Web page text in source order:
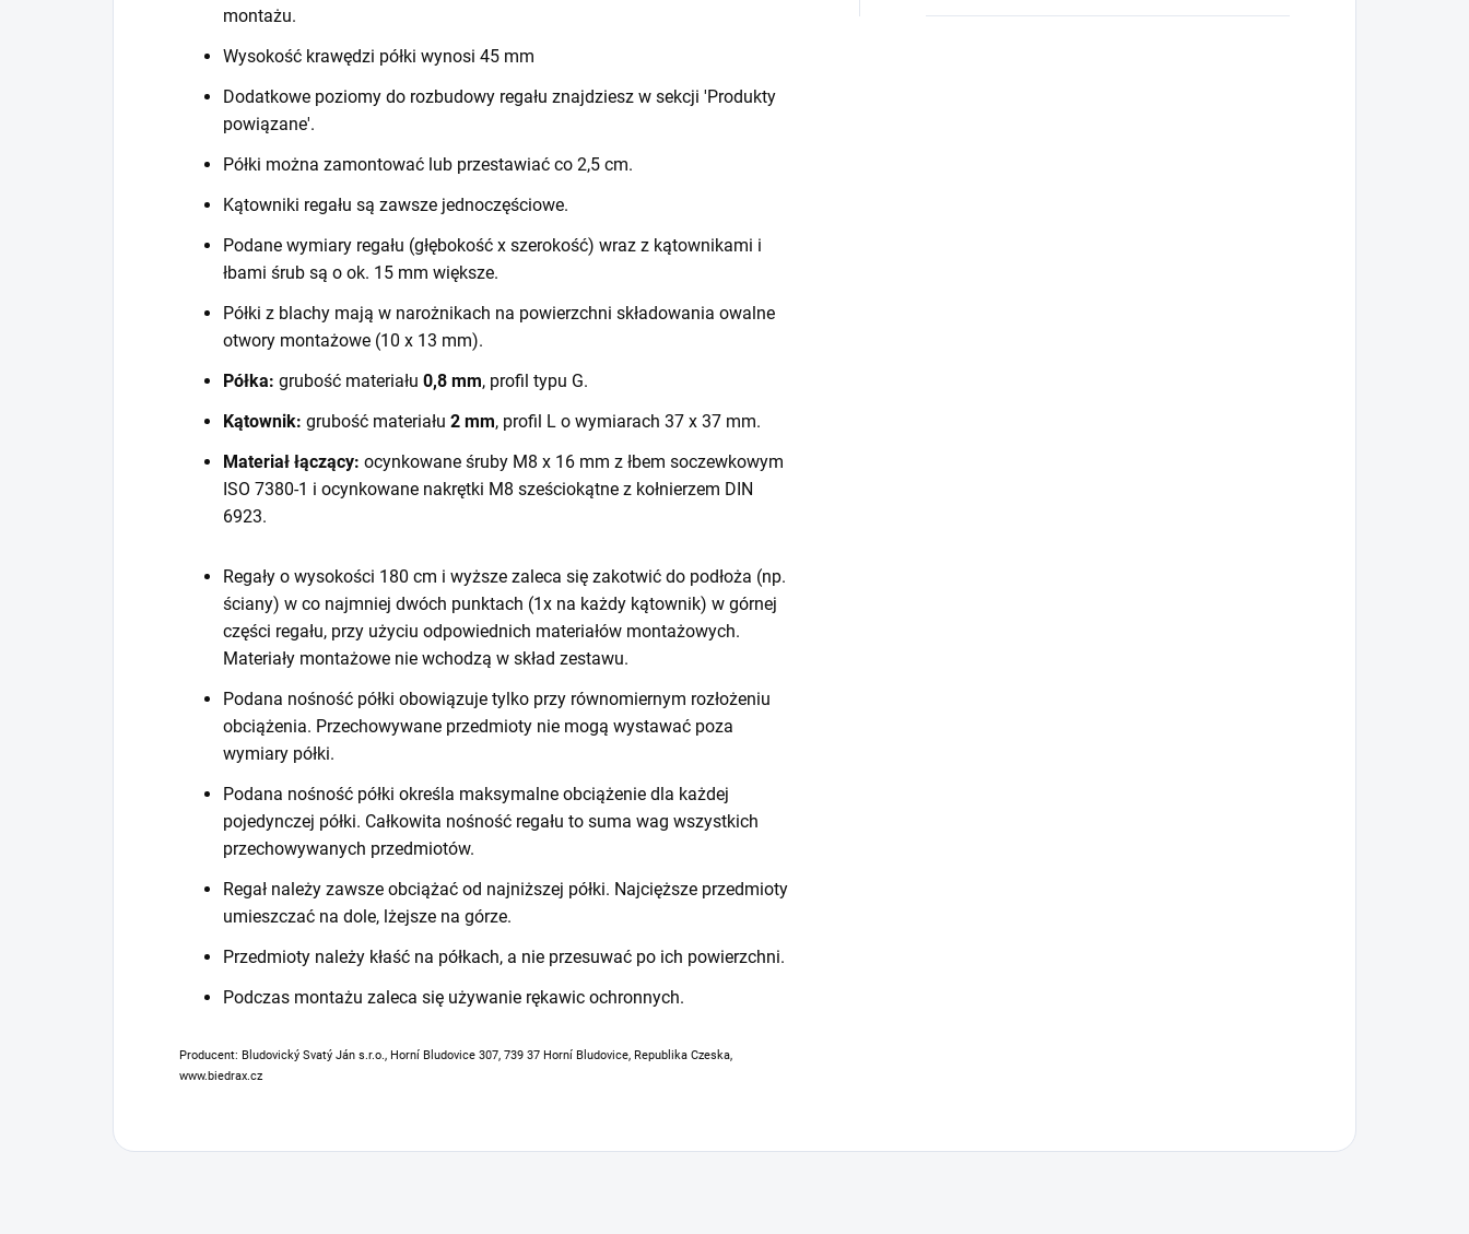
montażu.
Wysokość krawędzi półki wynosi 45 mm
Dodatkowe poziomy do rozbudowy regału znajdziesz w sekcji 'Produkty
powiązane'.
Półki można zamontować lub przestawiać co 2,5 cm.
Kątowniki regału są zawsze jednoczęściowe.
Podane wymiary regału (głębokość x szerokość) wraz z kątownikami i
łbami śrub są o ok. 15 mm większe.
Półki z blachy mają w narożnikach na powierzchni składowania owalne
otwory montażowe (10 x 13 mm).
Półka: grubość materiału 0,8 mm, profil typu G.
Kątownik: grubość materiału 2 mm, profil L o wymiarach 37 x 37 mm.
Materiał łączący: ocynkowane śruby M8 x 16 mm z łbem soczewkowym
ISO 7380-1 i ocynkowane nakrętki M8 sześciokątne z kołnierzem DIN
6923.
Regały o wysokości 180 cm i wyższe zaleca się zakotwić do podłoża (np.
ściany) w co najmniej dwóch punktach (1x na każdy kątownik) w górnej
części regału, przy użyciu odpowiednich materiałów montażowych.
Materiały montażowe nie wchodzą w skład zestawu.
Podana nośność półki obowiązuje tylko przy równomiernym rozłożeniu
obciążenia. Przechowywane przedmioty nie mogą wystawać poza
wymiary półki.
Podana nośność półki określa maksymalne obciążenie dla każdej
pojedynczej półki. Całkowita nośność regału to suma wag wszystkich
przechowywanych przedmiotów.
Regał należy zawsze obciążać od najniższej półki. Najcięższe przedmioty
umieszczać na dole, lżejsze na górze.
Przedmioty należy kłaść na półkach, a nie przesuwać po ich powierzchni.
Podczas montażu zaleca się używanie rękawic ochronnych.
Producent: Bludovický Svatý Ján s.r.o., Horní Bludovice 307, 739 37 Horní Bludovice, Republika Czeska,
www.biedrax.cz